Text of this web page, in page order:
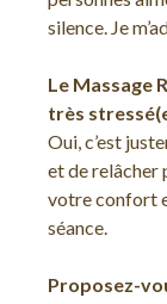
silence. Je
Le Massage
très
Oui, c’est
et de relâcher
votre confort
séance.
Proposez-